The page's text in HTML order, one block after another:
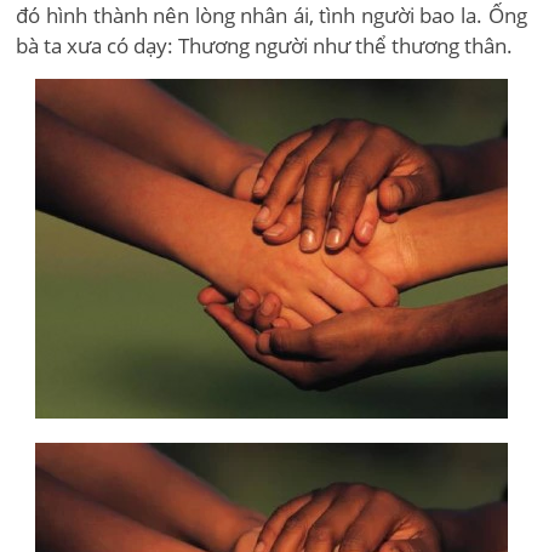
đó hình thành nên lòng nhân ái, tình người bao la. Ống
bà ta xưa có dạy: Thương người như thể thương thân.